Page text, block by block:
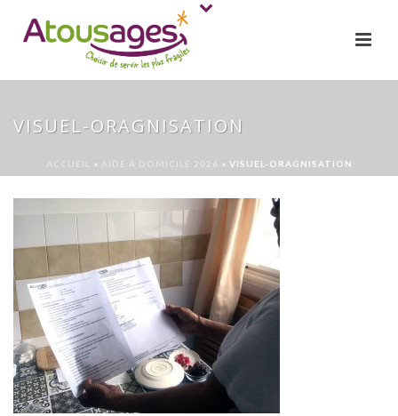
VISUEL-ORAGNISATION
ACCUEIL » AIDE À DOMICILE 2026 » VISUEL-ORAGNISATION